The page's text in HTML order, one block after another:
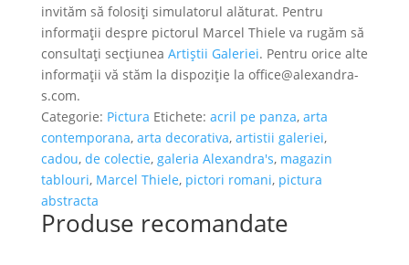
invităm să folosiți simulatorul alăturat. Pentru
informații despre pictorul Marcel Thiele va rugăm să
consultați secțiunea Artiștii Galeriei. Pentru orice alte
informații vă stăm la dispoziție la office@alexandra-
s.com.
Categorie: Pictura Etichete: acril pe panza, arta
contemporana, arta decorativa, artistii galeriei,
cadou, de colectie, galeria Alexandra's, magazin
tablouri, Marcel Thiele, pictori romani, pictura
abstracta
Produse recomandate